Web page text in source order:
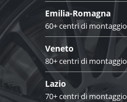
Emilia-Romagna
60+ centri di montaggio
Veneto
80+ centri di montaggio
Lazio
70+ centri di montaggio